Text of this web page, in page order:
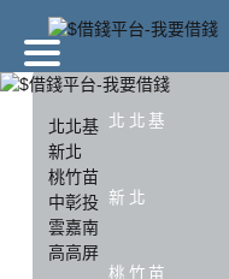
北北基
新北
桃竹苗
北北基
新北
桃竹苗
中彰投
雲嘉南
高高屏
北北基
中彰投